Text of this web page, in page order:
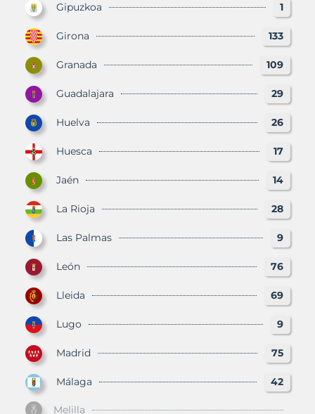
Gipuzkoa 1
Girona 133
Granada 109
Guadalajara 29
Huelva 26
Huesca 17
Jaén 14
La Rioja 28
Las Palmas 9
León 76
Lleida 69
Lugo 9
Madrid 75
Málaga 42
Melilla